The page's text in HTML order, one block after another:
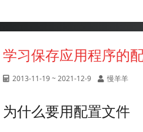
学习保存应用程序的
2013-11-19 ~ 2021-12-9 慢羊羊
为什么要用配置文件